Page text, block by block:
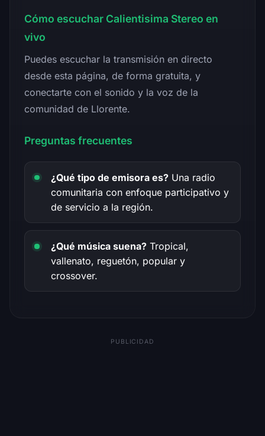
Cómo escuchar Calientisima Stereo en
vivo
Puedes escuchar la transmisión en directo
desde esta página, de forma gratuita, y
conectarte con el sonido y la voz de la
comunidad de Llorente.
Preguntas frecuentes
¿Qué tipo de emisora es? Una radio
comunitaria con enfoque participativo y
de servicio a la región.
¿Qué música suena? Tropical,
vallenato, reguetón, popular y
crossover.
PUBLICIDAD